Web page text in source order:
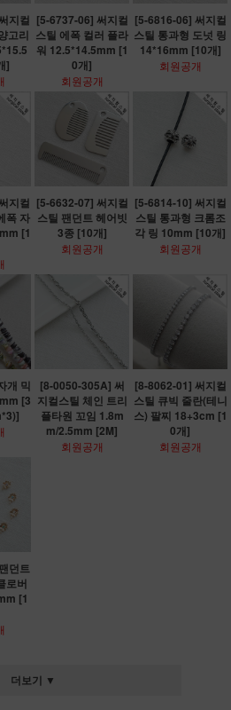
지컬
고리
]
[5-6737-06] 써지컬
스틸 에폭 컬러 플라
워 12.5*14.5mm [1
0개]
회원공개
[5-6816-06] 써지컬
스틸 통과형 도넛 링
14*16mm [10개]
회원공개
지컬
폭 자
[1
[5-6632-07] 써지컬
스틸 팬던트 헤어빗
3종 [10개]
회원공개
[5-6814-10] 써지컬
스틸 통과형 크롬조
각 링 10mm [10개]
회원공개
개 믹
[3
[8-0050-305A] 써
지컬스틸 체인 트리
플타원 꼬임 1.8m
m/2.5mm [2M]
회원공개
[8-8062-01] 써지컬
스틸 큐빅 줄란(테니
스) 팔찌 18+3cm [1
0개]
회원공개
던트
로버
[1
더보기 ▼